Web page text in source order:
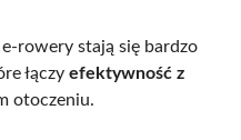
rowery stają się bardzo
łączy efektywność z
otoczeniu.